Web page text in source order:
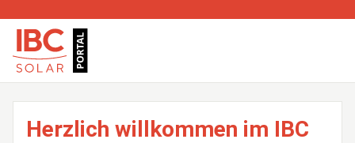
Herzlich willkommen im IBC